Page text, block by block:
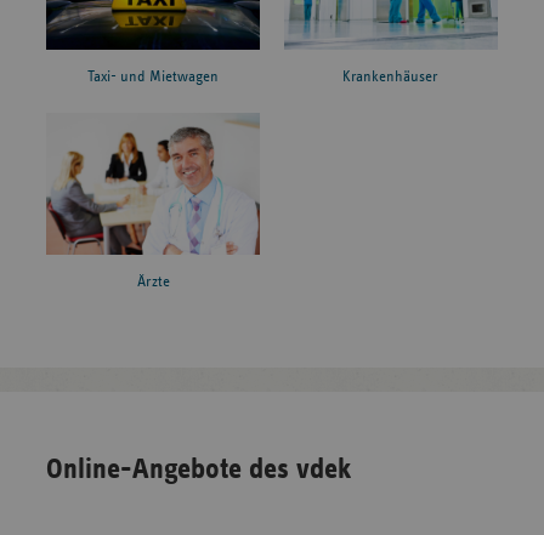
Taxi- und Mietwagen Krankenhäuser
Ärzte
Online-Angebote des vdek